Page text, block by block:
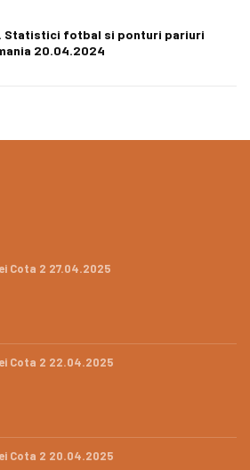
Statistici fotbal si ponturi pariuri
20.04.2024
Cota 2 27.04.2025
Cota 2 22.04.2025
Cota 2 20.04.2025